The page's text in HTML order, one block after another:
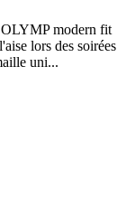
OLYMP modern fit
lors des soirées
uni...